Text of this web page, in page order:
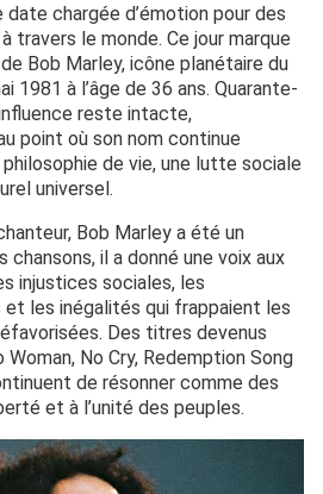
date chargée d’émotion pour des
travers le monde. Ce jour marque
Bob Marley, icône planétaire du
1981 à l’âge de 36 ans. Quarante-
reste intacte,
point où son nom continue
philosophie de vie, une lutte sociale
universel.
Bob Marley a été un
chansons, il a donné une voix aux
injustices sociales, les
et les inégalités qui frappaient les
Des titres devenus
No Cry, Redemption Song
de résonner comme des
et à l’unité des peuples.